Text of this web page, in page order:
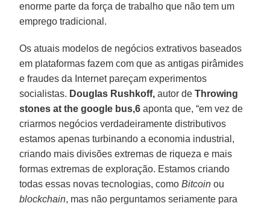
enorme parte da força de trabalho que não tem um
emprego tradicional.
Os atuais modelos de negócios extrativos baseados
em plataformas fazem com que as antigas pirâmides
e fraudes da Internet pareçam experimentos
socialistas. Douglas Rushkoff, autor de Throwing
stones at the google bus,6 aponta que, “em vez de
criarmos negócios verdadeiramente distributivos
estamos apenas turbinando a economia industrial,
criando mais divisões extremas de riqueza e mais
formas extremas de exploração. Estamos criando
todas essas novas tecnologias, comoBitcoinou
blockchain, mas não perguntamos seriamente para